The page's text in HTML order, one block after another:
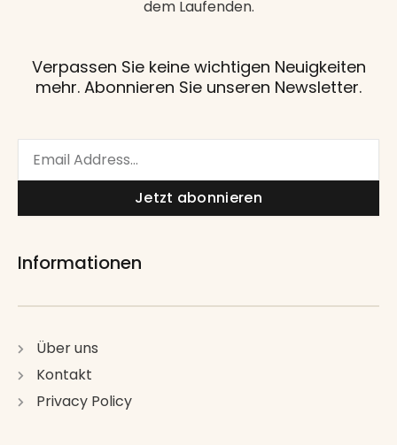
dem Laufenden.
Verpassen Sie keine wichtigen Neuigkeiten
mehr. Abonnieren Sie unseren Newsletter.
Jetzt abonnieren
Informationen
Über uns
Kontakt
Privacy Policy